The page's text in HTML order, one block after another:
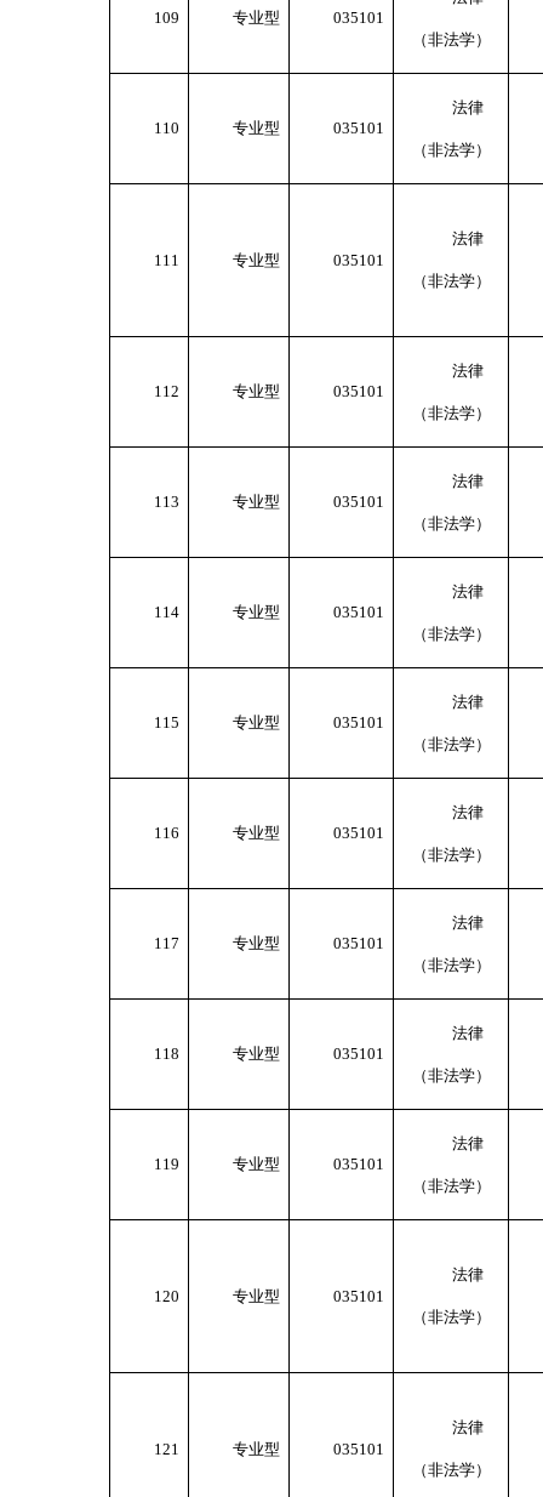
109 专业型 035101
（非法学）
110 专业型 035101
法律
（非法学）
111 专业型 035101
法律
（非法学）
112 专业型 035101
法律
（非法学）
113 专业型 035101
法律
（非法学）
114 专业型 035101
法律
（非法学）
115 专业型 035101
法律
（非法学）
116 专业型 035101
法律
（非法学）
117 专业型 035101
法律
（非法学）
118 专业型 035101
法律
（非法学）
119 专业型 035101
法律
（非法学）
120 专业型 035101
法律
（非法学）
121 专业型 035101
法律
（非法学）